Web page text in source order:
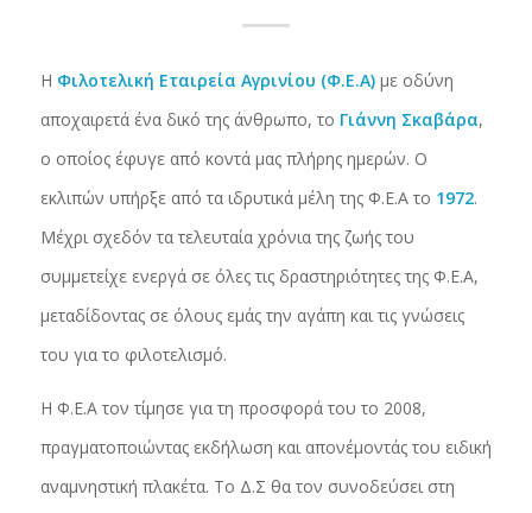
Η Φιλοτελική Εταιρεία Αγρινίου (Φ.Ε.Α)με οδύνη
αποχαιρετά ένα δικό της άνθρωπο, το Γιάννη Σκαβάρα,
ο οποίος έφυγε από κοντά μας πλήρης ημερών. Ο
εκλιπών υπήρξε από τα ιδρυτικά μέλη της Φ.Ε.Α το 1972.
Μέχρι σχεδόν τα τελευταία χρόνια της ζωής του
συμμετείχε ενεργά σε όλες τις δραστηριότητες της Φ.Ε.Α,
μεταδίδοντας σε όλους εμάς την αγάπη και τις γνώσεις
του για το φιλοτελισμό.
Η Φ.Ε.Α τον τίμησε για τη προσφορά του το 2008,
πραγματοποιώντας εκδήλωση και απονέμοντάς του ειδική
αναμνηστική πλακέτα. Το Δ.Σ θα τον συνοδεύσει στη